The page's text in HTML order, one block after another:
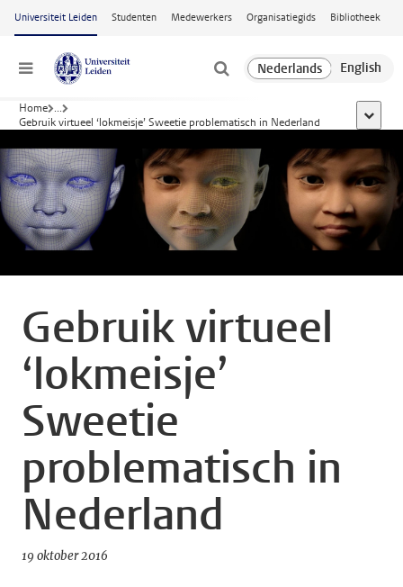
Ga naar hoofdinhoud
Universiteit Leiden Studenten Medewerkers Organisatiegids Bibliotheek
Menu
Home ...
Gebruik virtueel ‘lokmeisje’ Sweetie problematisch in Nederland
toon
Gebruik virtueel
‘lokmeisje’
Sweetie
problematisch in
Nederland
19 oktober 2016